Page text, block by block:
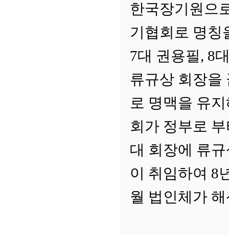
한국장기원으
기협회로 명칭
7대 권용필, 8
류규상 회장을
로 명맥을 유
회가 정부로
대 회장에 류
이 취임하여 8
월 법인체가